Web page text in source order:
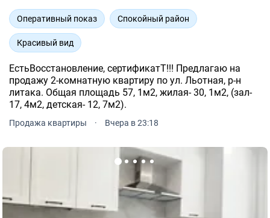
Оперативный показ Спокойный район
Красивый вид
ЕстьВосстановление, сертификатТ!!! Предлагаю на
продажу 2-комнатную квартиру по ул. Льотная, р-н
литака. Общая площадь 57, 1м2, жилая- 30, 1м2, (зал-
17, 4м2, детская- 12, 7м2).
Продажа квартиры · Вчера в 23:18